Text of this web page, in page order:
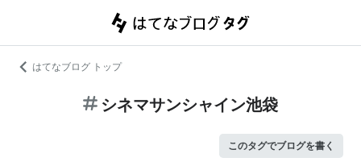
はてなブログ トップ
シネマサンシャイン池袋
このタグでブログを書く